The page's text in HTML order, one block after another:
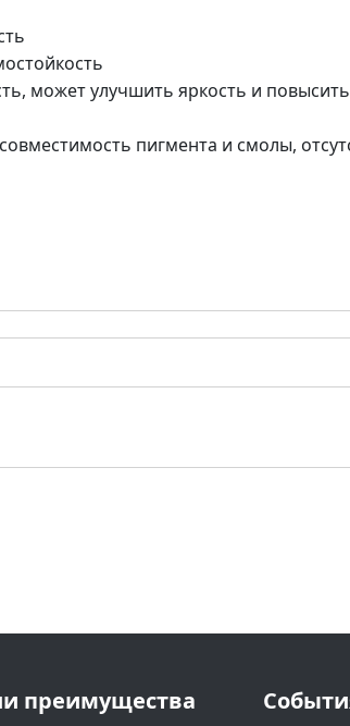
может улучшить яркость и повысить
пигмента и смолы,
преимущества